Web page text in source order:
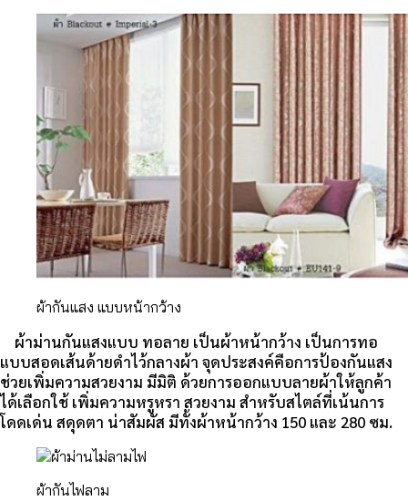
ผ้ากันแสง แบบหน้ากว้าง
ผ้าม่านกันแสงแบบ ทอลาย เป็นผ้าหน้ากว้าง เป็นการทอ
แบบสอดเส้นด้ายดำไว้กลางผ้า จุดประสงค์คือการป้องกันแสง
ช่วยเพิ่มความสวยงาม มีมิติ ด้วยการออกแบบลายผ้าให้ลูกค้า
ได้เลือกใช้ เพิ่มความหรูหรา สวยงาม สำหรับสไตล์ที่เน้นการ
โดดเด่น สดุดตา น่าสัมผัส มีทั้งผ้าหน้ากว้าง 150 และ 280 ซม.
ผ้ากันไฟลาม